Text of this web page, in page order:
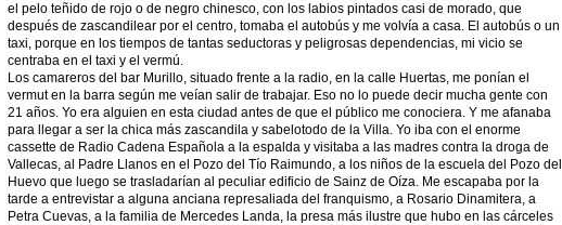
el pelo teñido de rojo o de negro chinesco, con los labios pintados casi de morado, que
después de zascandilear por el centro, tomaba el autobús y me volvía a casa. El autobús o un
taxi, porque en los tiempos de tantas seductoras y peligrosas dependencias, mi vicio se
centraba en el taxi y el vermú.
Los camareros del bar Murillo, situado frente a la radio, en la calle Huertas, me ponían el
vermut en la barra según me veían salir de trabajar. Eso no lo puede decir mucha gente con
21 años. Yo era alguien en esta ciudad antes de que el público me conociera. Y me afanaba
para llegar a ser la chica más zascandila y sabelotodo de la Villa. Yo iba con el enorme
cassette de Radio Cadena Española a la espalda y visitaba a las madres contra la droga de
Vallecas, al Padre Llanos en el Pozo del Tío Raimundo, a los niños de la escuela del Pozo del
Huevo que luego se trasladarían al peculiar edificio de Sainz de Oíza. Me escapaba por la
tarde a entrevistar a alguna anciana represaliada del franquismo, a Rosario Dinamitera, a
Petra Cuevas, a la familia de Mercedes Landa, la presa más ilustre que hubo en las cárceles